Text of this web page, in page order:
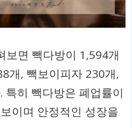
보면 빽다방이 1,594개
개, 빽보이피자 230개,
히 빽다방은 폐업률이
이며 안정적인 성장을